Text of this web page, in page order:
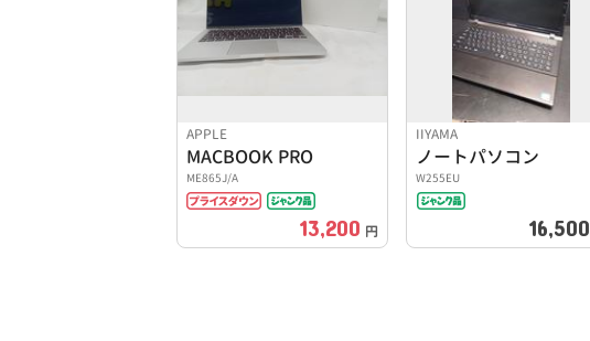
APPLE
MACBOOK PRO
ME865J/A
13,200 円
IIYAMA
ノートパソコン
W255EU
16,500